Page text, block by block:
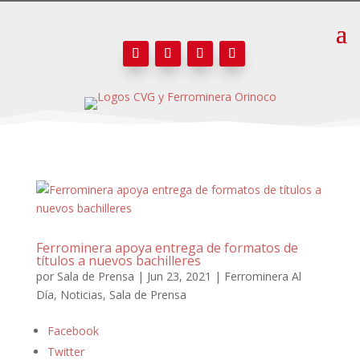
Ferrominera apoya entrega de formatos de
títulos a nuevos bachilleres
por Sala de Prensa | Jun 23, 2021 | Ferrominera Al
Día, Noticias, Sala de Prensa
Facebook
Twitter